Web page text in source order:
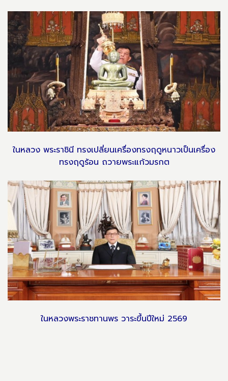
ในหลวง พระราชินี ทรงเปลี่ยนเครื่องทรงฤดูหนาวเป็นเครื่อง
ทรงฤดูร้อน ถวายพระแก้วมรกต
ในหลวงพระราชทานพร วาระขึ้นปีใหม่ 2569